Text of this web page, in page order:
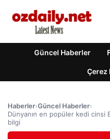
Güncel Haberler
Çerez
Haberler›Güncel Haberler›
Dünyanın en popüler kedi cinsi
bilgi